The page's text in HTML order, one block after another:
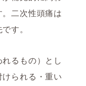
二次性頭痛は
す。
るもの）とし
られる・重い